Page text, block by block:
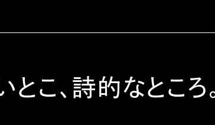
こ、詩的なとこ